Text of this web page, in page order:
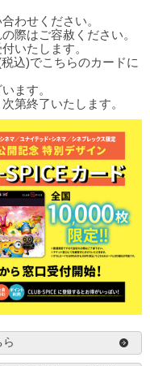
わせください。
際はご容赦ください。
いたします。
込)でこちらのカードに
ます。
第終了いたします。